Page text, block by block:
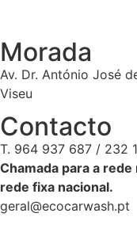
Morada
Av. Dr. António José
Viseu
Contacto
T. 964 937 687 / 232
Chamada para a
rede fixa nacional.
geral@ecocarwash.pt